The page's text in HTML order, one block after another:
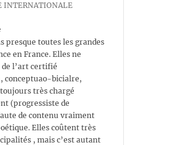
INTERNATIONALE
presque toutes les grandes
en France. Elles ne
l’art certifié
conceptuao-bicialre,
très chargé
(progressiste de
de contenu vraiment
Elles coûtent très
, mais c’est autant